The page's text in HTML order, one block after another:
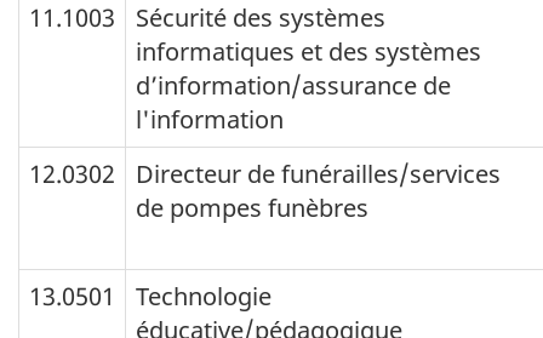
11.1003
Sécurité des systèmes
informatiques et des systèmes
d’information/assurance de
l'information
12.0302
Directeur de funérailles/services
de pompes funèbres
13.0501
Technologie
éducative/pédagogique